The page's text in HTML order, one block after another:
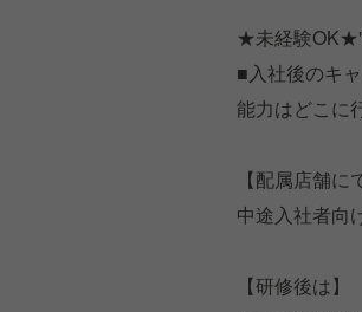
★未経験OK★"
■入社後のキ
能力はどこに
【配属店舗に
中途入社者向
【研修後は】